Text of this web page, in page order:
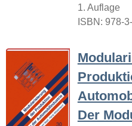
1. Auflage
ISBN: 978-
Der